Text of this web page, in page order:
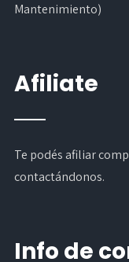
Mantenimiento)
Afiliate
Te podés afiliar
contactándonos.
Info de